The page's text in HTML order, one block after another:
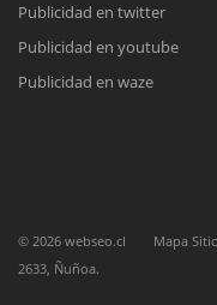
Nuestros ejecutivos le
Meet
Complete el
para enviarnos un
Publicidad en twitter
Publicidad en youtube
Publicidad en waze
© 2026 webseo.cl Mapa Sitio
2633, Ñuñoa.